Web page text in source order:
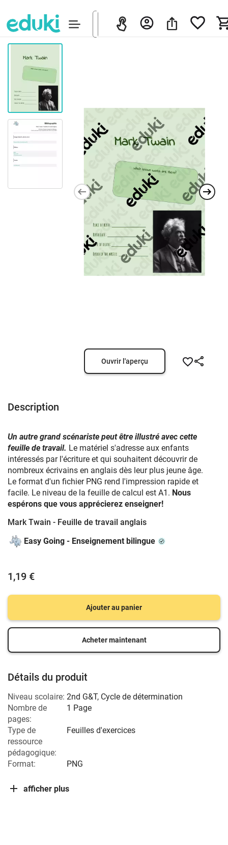
Ouvrir l'aperçu
Description
Un autre grand scénariste peut être illustré avec cette
feuille de travail. Le matériel s'adresse aux enfants
intéressés par l'écriture et qui souhaitent découvrir de
nombreux écrivains en anglais dès leur plus jeune âge.
Le format d'un fichier PNG rend l'impression rapide et
facile. Le niveau de la feuille de calcul est A1. Nous
espérons que vous apprécierez enseigner!
Mark Twain - Feuille de travail anglais
Easy Going - Enseignement bilingue
1,19 €
Ajouter au panier
Acheter maintenant
Détails du produit
Niveau scolaire: 2nd G&T, Cycle de détermination
Nombre de
pages:
1 Page
Type de
ressource
pédagogique:
Feuilles d'exercices
Format: PNG
afficher plus